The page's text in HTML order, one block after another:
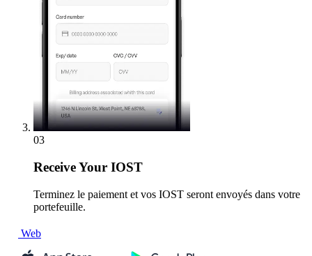
03
ReceiveYour IOST
Terminez le paiement et vos IOST seront envoyés dans votre
portefeuille.
Web